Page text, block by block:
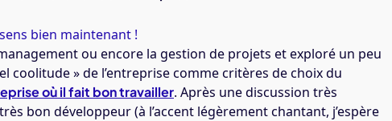
bien maintenant !
ou encore la gestion de projets et exploré un peu
coolitude » de l’entreprise comme critères de choix du
où il fait bon travailler. Après une discussion très
bon développeur (à l’accent légèrement chantant, j’espère